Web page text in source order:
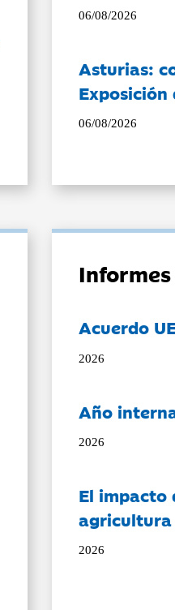
06/08/2026
Asturias:
06/08/2026
Acuerdo
2026
Año
2026
El
2026